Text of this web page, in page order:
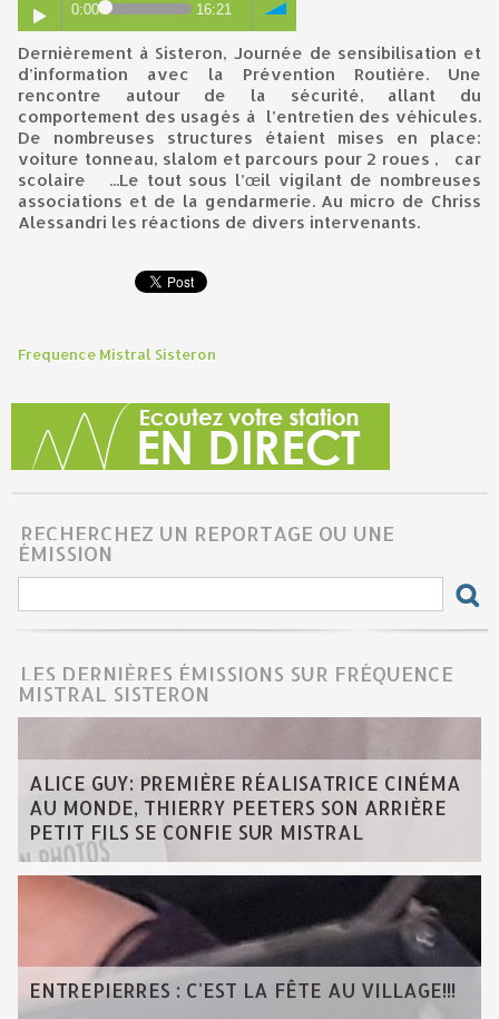
0:00 16:21
d’information avec la Prévention Routière. Une
rencontre autour de la sécurité, allant du
comportement des usagés à l’entretien des véhicules.
De nombreuses structures étaient mises en place:
voiture tonneau, slalom et parcours pour 2 roues , car
scolaire ...Le tout sous l’œil vigilant de nombreuses
associations et de la gendarmerie. Au micro de Chriss
Alessandri les réactions de divers intervenants.
Frequence Mistral Sisteron
RECHERCHEZ UN REPORTAGE OU UNE
ÉMISSION
LES DERNIÈRES ÉMISSIONS SUR FRÉQUENCE
MISTRAL SISTERON
ALICE GUY: PREMIÈRE RÉALISATRICE CINÉMA
AU MONDE, THIERRY PEETERS SON ARRIÈRE
PETIT FILS SE CONFIE SUR MISTRAL
ENTREPIERRES : C'EST LA FÊTE AU VILLAGE!!!